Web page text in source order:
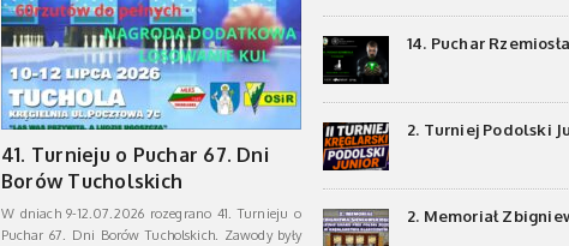
41. Turnieju o Puchar 67. Dni
Borów Tucholskich
W dniach 9-12.07.2026 rozegrano 41. Turnieju o
Puchar 67. Dni Borów Tucholskich. Zawody były
14. Puchar Rzemiosła
2. Turniej Podolski
2. Memoriał